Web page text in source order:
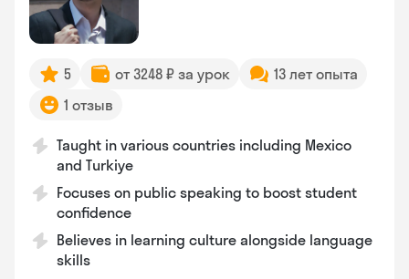
5 от 3248 ₽ за урок
13 лет опыта
1 отзыв
Taught in various countries including Mexico
and Turkiye
Focuses on public speaking to boost student
confidence
Believes in learning culture alongside language
skills